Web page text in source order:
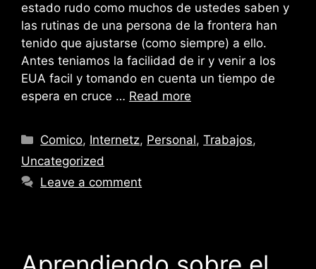
estado rudo como muchos de ustedes saben y
las rutinas de una persona de la frontera han
tenido que ajustarse (como siempre) a ello.
Antes teniamos la facilidad de ir y venir a los
EUA facil y tomando en cuenta un tiempo de
espera en cruce … Read more
Categories
Comico, Internetz, Personal,Trabajos,
Uncategorized
Leave a comment